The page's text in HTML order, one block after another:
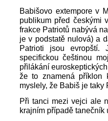
Babišovo extempore v
publikum před českými
frakce Patriotů nabývá
je v podstatě nulová) a
Patrioti jsou
specifickou češtinou
přilákání
že to znamená příklon
myslely, že Babiš je taky
Při tanci mezi vejci ale
krajním případě tanečník